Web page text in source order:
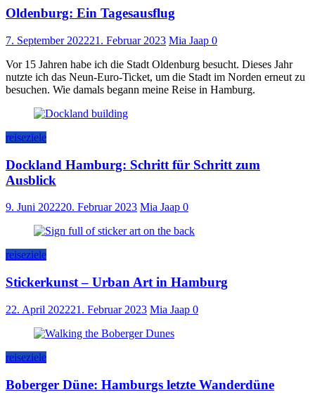
Oldenburg: Ein Tagesausflug
7. September 202221. Februar 2023 Mia Jaap 0
Vor 15 Jahren habe ich die Stadt Oldenburg besucht. Dieses Jahr
nutzte ich das Neun-Euro-Ticket, um die Stadt im Norden erneut zu
besuchen. Wie damals begann meine Reise in Hamburg.
reiseziele
Dockland Hamburg: Schritt für Schritt zum
Ausblick
9. Juni 202220. Februar 2023 Mia Jaap 0
reiseziele
Stickerkunst – Urban Art in Hamburg
22. April 202221. Februar 2023 Mia Jaap 0
reiseziele
Boberger Düne: Hamburgs letzte Wanderdüne